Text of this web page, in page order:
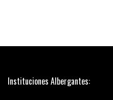
Instituciones Albergantes: